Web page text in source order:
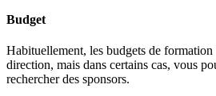
Budget
Habituellement, les budgets de
direction, mais dans certains cas, vous
rechercher des sponsors.